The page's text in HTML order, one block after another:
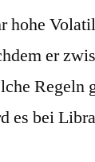
hohe
er
Regeln
es bei